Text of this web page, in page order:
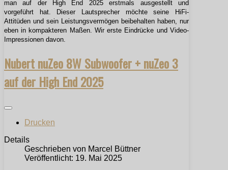
man auf der High End 2025 erstmals ausgestellt und
vorgeführt hat. Dieser Lautsprecher möchte seine HiFi-
Attitüden und sein Leistungsvermögen beibehalten haben, nur
eben in kompakteren Maßen. Wir erste Eindrücke und Video-
Impressionen davon.
Nubert nuZeo 8W Subwoofer + nuZeo 3
auf der High End 2025
Drucken
Details
Geschrieben von Marcel Büttner
Veröffentlicht: 19. Mai 2025